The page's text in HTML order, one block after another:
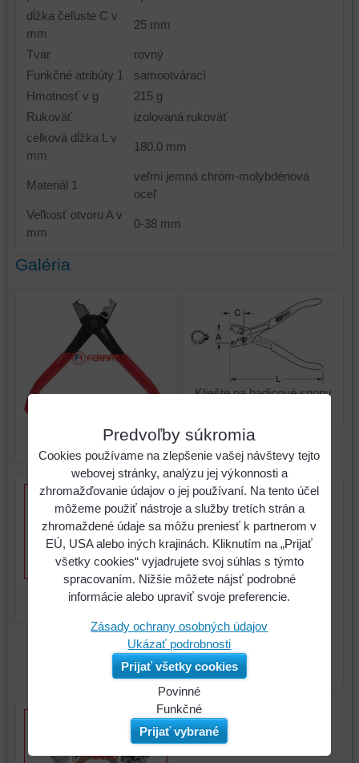
dĺžka čeľuste C v
mm
25 mm
Tvar
rovný
Funkčné atribúty 1
samootvárací
Hmotnosť v g
215 g
Rukoväť
izolovaná rukoväť
celková dĺžka L v
mm
180.0 mm
Materiál 1
veľmi jemná chróm-molybdénová
oceľ
Veľkosť otvoru A v
mm
0-38 mm
Galéria
Kliešte na hadicové spony
Click, kované, 180mm
Kliešte na hadicové spony
Kliešte na hadicové spony
Click, kované, 180mm
Kliešte na hadicové spony
Click, kované, 180mm
Predvoľby súkromia
Cookies používame na zlepšenie vašej návštevy tejto
webovej stránky, analýzu jej výkonnosti a
zhromažďovanie údajov o jej používaní. Na tento účel
môžeme použiť nástroje a služby tretích strán a
zhromaždené údaje sa môžu preniesť k partnerom v
EÚ, USA alebo iných krajinách. Kliknutím na „Prijať
všetky cookies“ vyjadrujete svoj súhlas s týmto
spracovaním. Nižšie môžete nájsť podrobné
informácie alebo upraviť svoje preferencie.
Zásady ochrany osobných údajov
Ukázať podrobnosti
Prijať všetky cookies
Povinné
Funkčné
Prijať vybrané